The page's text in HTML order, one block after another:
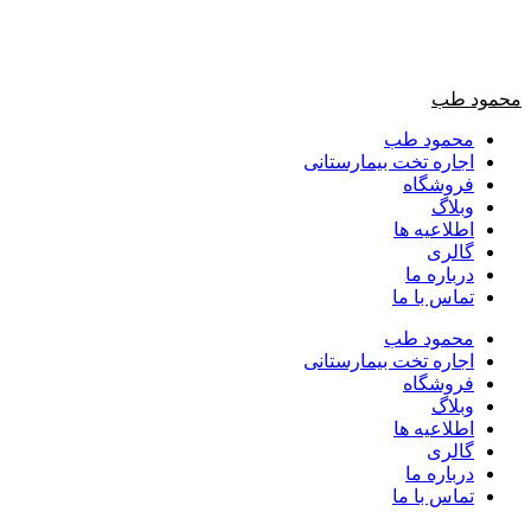
محمود طب
محمود طب
اجاره تخت بیمارستانی
فروشگاه
وبلاگ
اطلاعیه ها
گالری
درباره ما
تماس با ما
محمود طب
اجاره تخت بیمارستانی
فروشگاه
وبلاگ
اطلاعیه ها
گالری
درباره ما
تماس با ما